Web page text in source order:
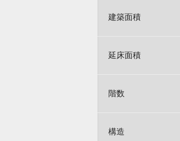
建築面積
延床面積
階数
構造